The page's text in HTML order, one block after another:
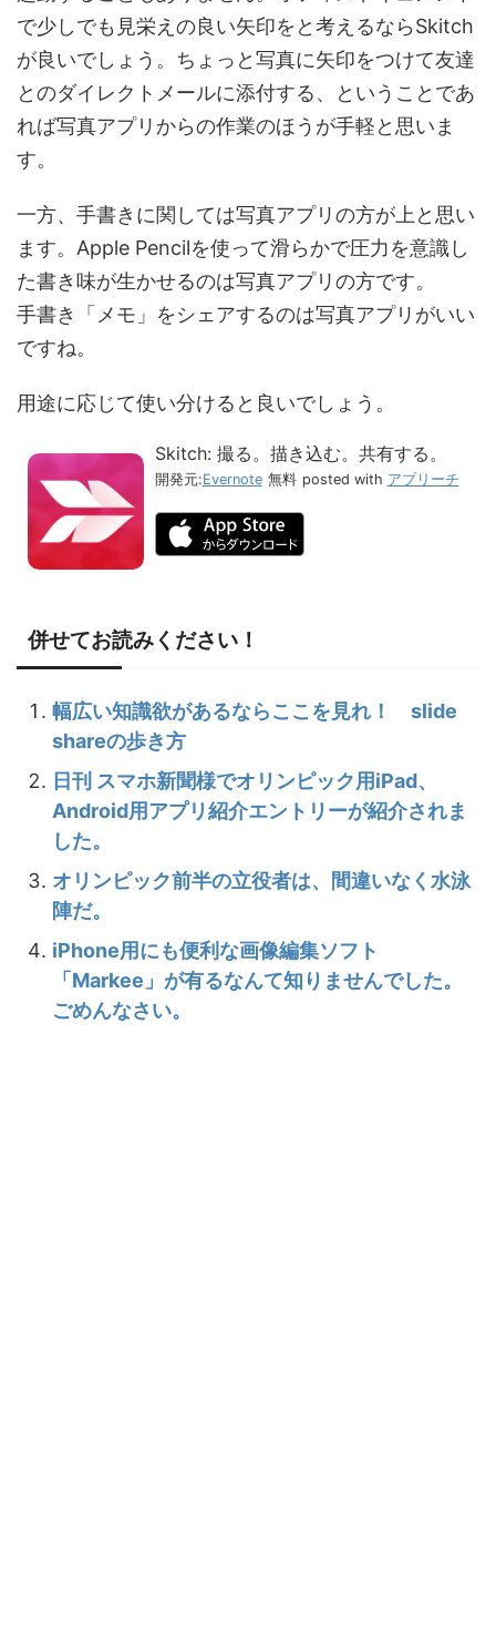
で少しでも見栄えの良い矢印をと考えるならSkitch
が良いでしょう。ちょっと写真に矢印をつけて友達
とのダイレクトメールに添付する、ということであ
れば写真アプリからの作業のほうが手軽と思いま
す。
一方、手書きに関しては写真アプリの方が上と思い
ます。Apple Pencilを使って滑らかで圧力を意識し
た書き味が生かせるのは写真アプリの方です。
手書き「メモ」をシェアするのは写真アプリがいい
ですね。
用途に応じて使い分けると良いでしょう。
Skitch: 撮る。描き込む。共有する。
開発元:Evernote 無料 posted with アプリーチ
併せてお読みください！
幅広い知識欲があるならここを見れ！ slide
shareの歩き方
日刊 スマホ新聞様でオリンピック用iPad、
Android用アプリ紹介エントリーが紹介されま
した。
オリンピック前半の立役者は、間違いなく水泳
陣だ。
iPhone用にも便利な画像編集ソフト
「Markee」が有るなんて知りませんでした。
ごめんなさい。